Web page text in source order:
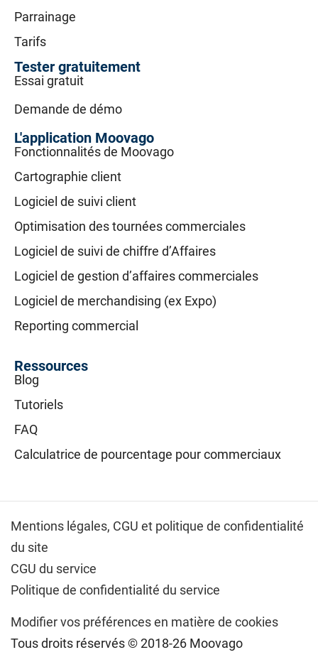
Parrainage
Tarifs
Tester gratuitement
Essai gratuit
Demande de démo
L'application Moovago
Fonctionnalités de Moovago
Cartographie client
Logiciel de suivi client
Optimisation des tournées commerciales
Logiciel de suivi de chiffre d’Affaires
Logiciel de gestion d’affaires commerciales
Logiciel de merchandising (ex Expo)
Reporting commercial
Ressources
Blog
Tutoriels
FAQ
Calculatrice de pourcentage pour commerciaux
Mentions légales, CGU et politique de confidentialité
du site
CGU du service
Politique de confidentialité du service
Modifier vos préférences en matière de cookies
Tous droits réservés © 2018-26 Moovago